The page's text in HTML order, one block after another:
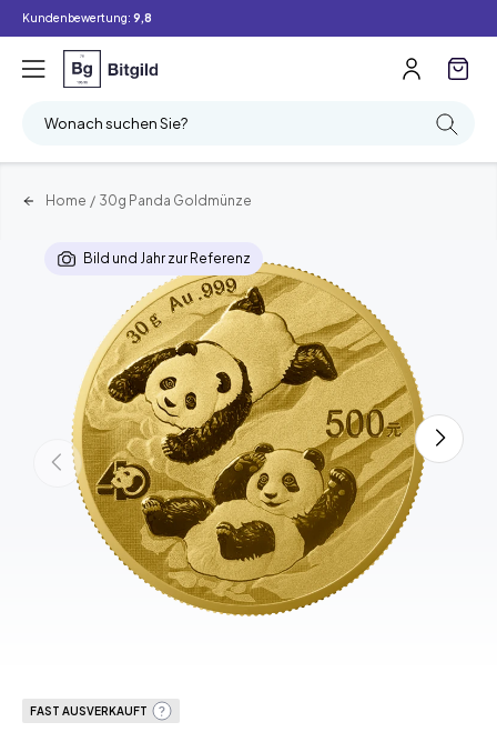
Kundenbewertung: 9,8
Wonach suchen Sie?
Home / 30g Panda Goldmünze
Bild und Jahr zur Referenz
FAST AUSVERKAUFT